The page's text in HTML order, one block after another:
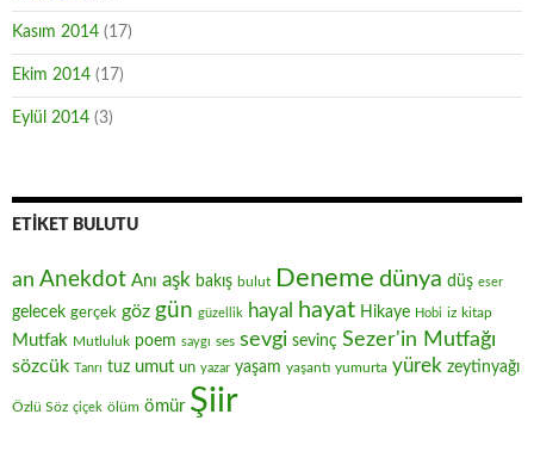
Kasım 2014 (17)
Ekim 2014 (17)
Eylül 2014 (3)
ETIKET BULUTU
an Anekdot Anı aşk bakış bulut Deneme dünya düş eser
gelecek gerçek göz gün güzellik hayal hayat Hikaye Hobi iz kitap
Mutfak Mutluluk poem saygı ses sevgi sevinç Sezer'in Mutfağı
sözcük Tanrı tuz umut un yazar yaşam yaşantı yumurta yürek zeytinyağı
Özlü Söz çiçek ölüm ömür Şiir